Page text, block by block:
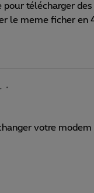
télécharger
le meme ficher en
votre